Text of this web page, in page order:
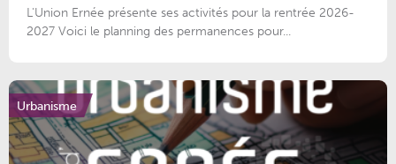
L'Union Ernée présente ses activités pour la rentrée 2026-
2027 Voici le planning des permanences pour...
Urbanisme